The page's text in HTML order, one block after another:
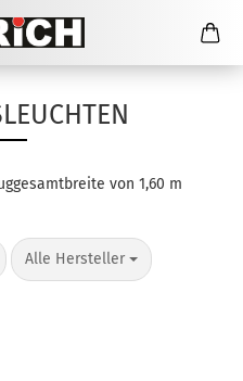
von 1,60 m
Alle Hersteller
pro Seite